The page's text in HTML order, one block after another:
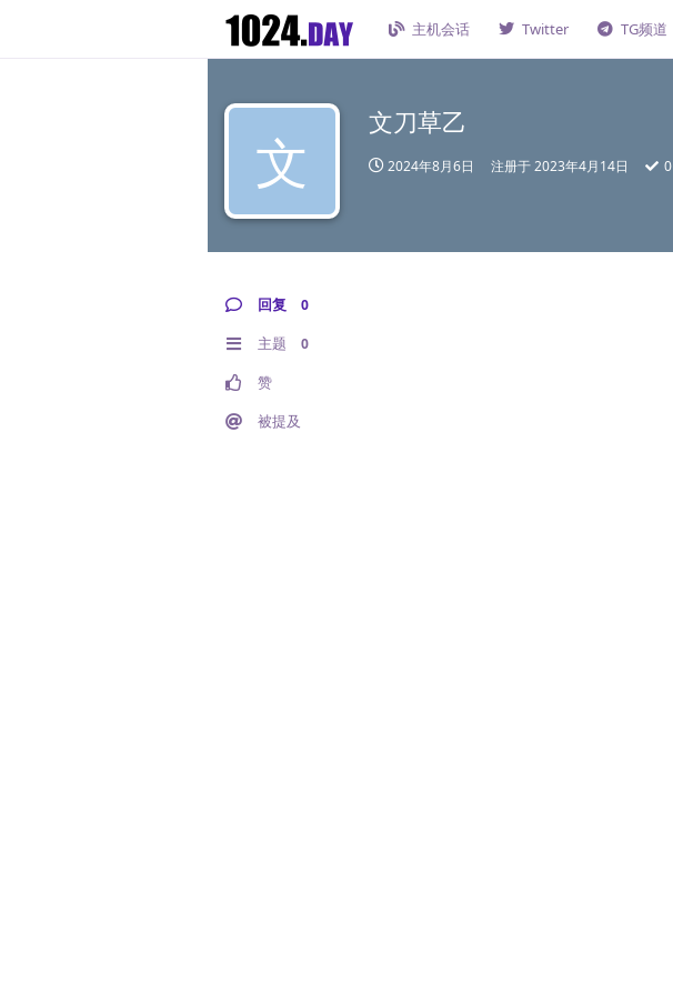
主机会话 Twitter TG频道
文
文刀草乙
2024年8月6日 注册于2023年4月14日 0
回复 0
主题 0
赞
被提及